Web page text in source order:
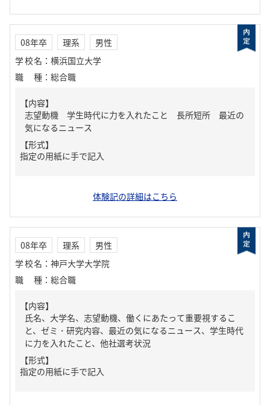
08年卒 理系
男性
学校名 ： 横浜国立大学
職種 ： 総合職
【内容】
志望動機 学生時代に力を入れたこと 長所短所 最近の
気になるニュース
【形式】
指定の用紙に手で記入
体験記の詳細はこちら
08年卒 理系
男性
学校名 ： 神戸大学大学院
職種 ： 総合職
【内容】
氏名、大学名、志望動機、働くにあたって重要視するこ
と、ゼミ・研究内容、最近の気になるニュース、学生時代
に力を入れたこと、他社選考状況
【形式】
指定の用紙に手で記入